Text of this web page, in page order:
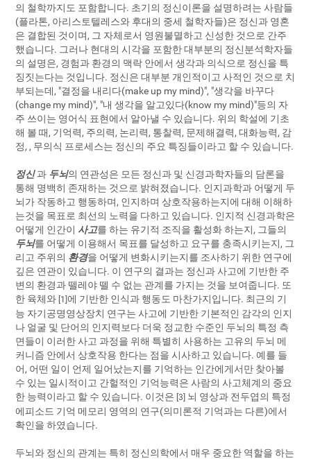
의 철학까지도 포함합니다. 초기의 정신이론을 설명하려는 사람들
(플라톤, 아리스토텔레스와 후대의 중세 철학자들)은 정신과 영혼
은 결합된 것이며, 그 자체로서 영원불멸하고 신성한 것으로 간주
했습니다. 그러나 현대의 시각을 포함한 대부분의 정신분석학자들
의 설명은, 경험과 환경의 맥락 안에서 생각과 의식으로 정신을 특
징짓는다는 것입니다. 정신은 대부분 개인적이고 사적인 것으로 치
부되는데, "결정을 내리다(make up my mind)", "생각을 바꾸다
(change my mind)", "내 생각을 알고있다(know my mind)"등의 자
주 쓰이는 영어식 표현에서 알아낼 수 있습니다. 위의 학설에 기초
해 볼 때, 기억력, 주의력, 논리력, 통찰력, 문제해결력, 대화능력, 감
정, , 무의식 프로세스는 정신의 주요 특징들이라고 할 수 있습니다.
정신과 두뇌의 연관성은 모든 정신과 및 신경과학자들의 담론을
통해 명백히 존재하는 것으로 밝혀졌습니다. 인지과학과 어떻게 두
뇌가 작동하고 행동하며, 인지하며 상호작용하는지에 대해 이해하
는것을 목표로 최선의 노력을 다하고 있습니다. 인지적 신경과학은
어떻게 인간이 사고를 하는 유기적 조직을 활성화 하는지, 그들의
두뇌를 어떻게 이용해서 목표를 달성하고 요구를 충족시키는지, 그
리고 주위의 환경을 어떻게 변화시키는지를 조사하기 위한 연구에
깊은 연관이 있습니다. 이 연구의 결과는 정신과 사고에 기반한 주
변의 환경과 뗄레야 뗄 수 없는 관계를 가지는 것을 보여줍니다. 또
한 육체와 [1]에 기반한 인식과 행동도 마찬가지입니다. 최근의 기
능 자기공명영상장치 연구는 사고에 기반한 기본적인 감각의 인지
나 얼굴 및 단어의 인지력보다 더욱 정교한 수준인 두뇌의 특정 측
면들이 이러한 사고 과정을 위해 특별히 사용하는 고유의 두뇌 메
커니즘 안에서 상호작용 한다는 점을 시사하고 있습니다. 예를 들
어, 어떤 일이 언제 일어났는지를 기억하는 인간에게서만 찾아볼
수 있는 일시적이고 간헐적인 기억능력은 사람의 사고체계의 중요
한 능력이라고 할 수 있습니다. 이것은[3] 뇌 영상과 전두엽의 특정
에피소드 기억 메모리 영역의 연구(의미론적 기억과는 다른)에서
확인을 하였습니다.
두뇌와 정신의 관계는 특히 정신의학에서 매우 중요한 역할을 하는